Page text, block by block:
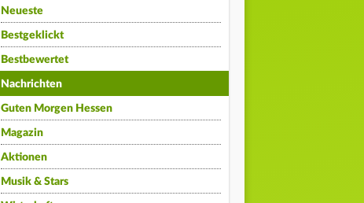
Neueste
Bestgeklickt
Bestbewertet
Nachrichten
Guten Morgen Hessen
Magazin
Aktionen
Musik & Stars